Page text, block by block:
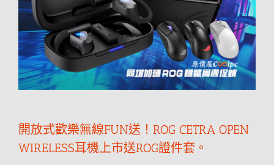
開放式歡樂無線FUN送！ROG CETRA OPEN
WIRELESS耳機上市送ROG證件套。